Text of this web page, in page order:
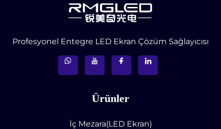
Profesyonel Entegre LED Ekran Çözüm Sağlayıcısı
Ürünler
İç Mezara(LED Ekran)